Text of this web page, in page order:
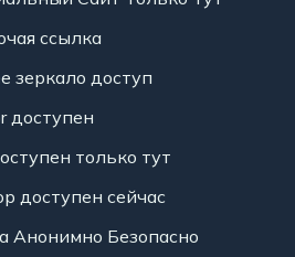
ссылка
зеркало доступ
доступен
только тут
доступен сейчас
Анонимно Безопасно